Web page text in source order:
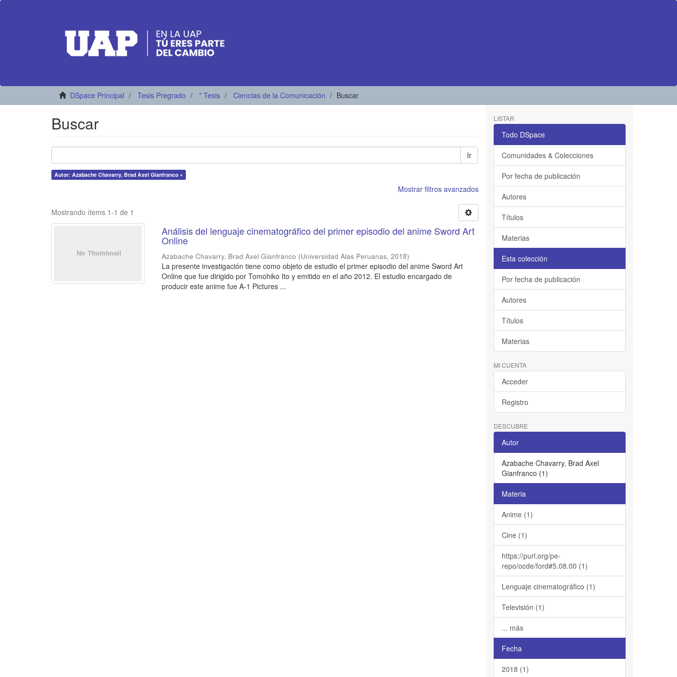
DSpace Principal Tesis Pregrado * Tesis Ciencias de la Comunicación Buscar
Buscar
Ir
Autor: Azabache Chavarry, Brad Axel Gianfranco ×
Mostrar filtros avanzados
Mostrando ítems 1-1 de 1
Análisis del lenguaje cinematográfico del primer episodio del anime Sword Art
Online
Azabache Chavarry, Brad Axel Gianfranco (Universidad Alas Peruanas,2018)
La presente investigación tiene como objeto de estudio el primer episodio del anime Sword Art
Online que fue dirigido por Tomohiko Ito y emitido en el año 2012. El estudio encargado de
producir este anime fue A-1 Pictures ...
LISTAR
Todo DSpace
Comunidades & Colecciones
Por fecha de publicación
Autores
Títulos
Materias
Esta colección
Por fecha de publicación
Autores
Títulos
Materias
MI CUENTA
Acceder
Registro
DESCUBRE
Autor
Azabache Chavarry, Brad Axel
Gianfranco (1)
Materia
Anime (1)
Cine (1)
https://purl.org/pe-
repo/ocde/ford#5.08.00 (1)
Lenguaje cinematográfico (1)
Televisión (1)
... más
Fecha
2018 (1)